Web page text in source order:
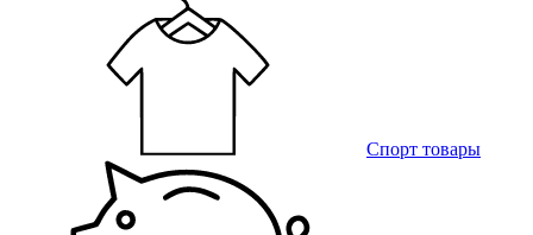
Спорт товары